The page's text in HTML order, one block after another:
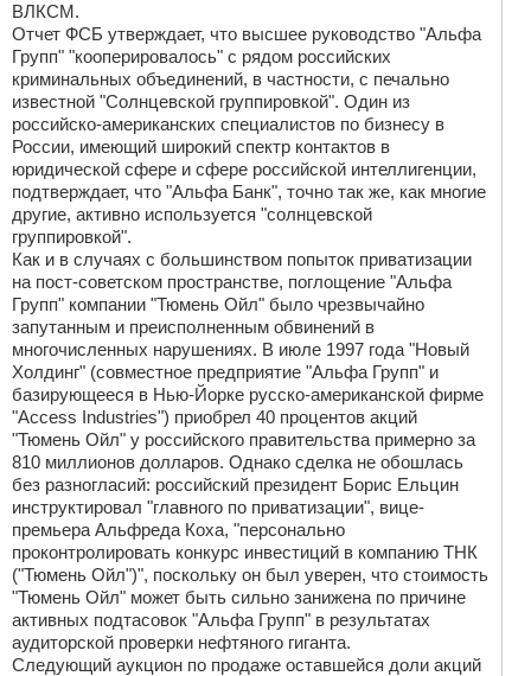
ВЛКСМ.
Отчет ФСБ утверждает, что высшее руководство "Альфа
Групп" "кооперировалось" с рядом российских
криминальных объединений, в частности, с печально
известной "Солнцевской группировкой". Один из
российско-американских специалистов по бизнесу в
России, имеющий широкий спектр контактов в
юридической сфере и сфере российской интеллигенции,
подтверждает, что "Альфа Банк", точно так же, как многие
другие, активно используется "солнцевской
группировкой".
Как и в случаях с большинством попыток приватизации
на пост-советском пространстве, поглощение "Альфа
Групп" компании "Тюмень Ойл" было чрезвычайно
запутанным и преисполненным обвинений в
многочисленных нарушениях. В июле 1997 года "Новый
Холдинг" (совместное предприятие "Альфа Групп" и
базирующееся в Нью-Йорке русско-американской фирме
"Access Industries") приобрел 40 процентов акций
"Тюмень Ойл" у российского правительства примерно за
810 миллионов долларов. Однако сделка не обошлась
без разногласий: российский президент Борис Ельцин
инструктировал "главного по приватизации", вице-
премьера Альфреда Коха, "персонально
проконтролировать конкурс инвестиций в компанию ТНК
("Тюмень Ойл")", поскольку он был уверен, что стоимость
"Тюмень Ойл" может быть сильно занижена по причине
активных подтасовок "Альфа Групп" в результатах
аудиторской проверки нефтяного гиганта.
Следующий аукцион по продаже оставшейся доли акций